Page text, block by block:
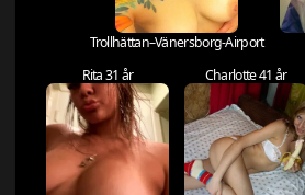
Trollhättan–Vänersborg-Airport
Rita 31 år
Charlotte 41 år